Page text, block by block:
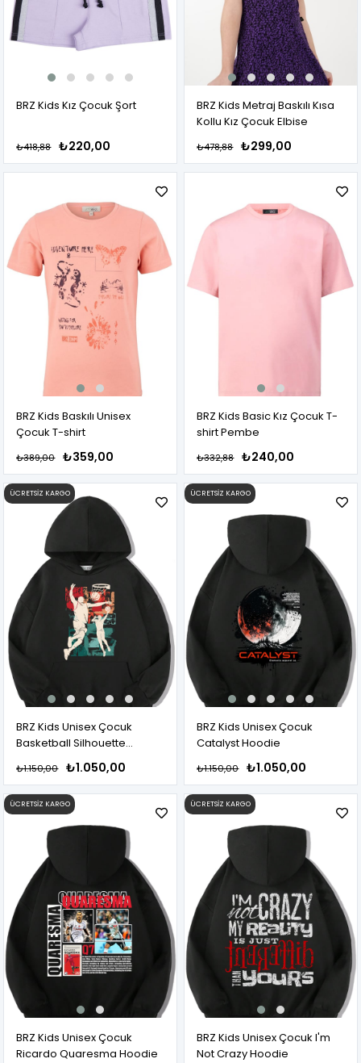
BRZ Kids Kız Çocuk Şort
₺220,00
₺418,88
BRZ Kids Metraj Baskılı Kısa
Kollu Kız Çocuk Elbise
₺299,00
₺478,88
BRZ Kids Baskılı Unisex
Çocuk T-shirt
₺359,00
₺389,00
BRZ Kids Basic Kız Çocuk T-
shirt Pembe
₺240,00
₺332,88
BRZ Kids Unisex Çocuk
Basketball Silhouette
₺1.050,00
₺1.150,00
ÜCRETSIZ KARGO
BRZ Kids Unisex Çocuk
Catalyst Hoodie
₺1.050,00
₺1.150,00
ÜCRETSIZ KARGO
BRZ Kids Unisex Çocuk
Ricardo Quaresma Hoodie
ÜCRETSIZ KARGO
BRZ Kids Unisex Çocuk I'm
Not Crazy Hoodie
ÜCRETSIZ KARGO